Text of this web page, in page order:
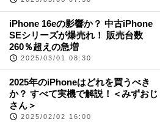
iPhone 16eの影響か？ 中古iPhone
SEシリーズが爆売れ！ 販売台数
260％超えの急増
2025/03/01 08:30
2025年のiPhoneはどれを買うべき
か？ すべて実機で解説！＜みずおじ
さん＞
2025/02/02 16:00